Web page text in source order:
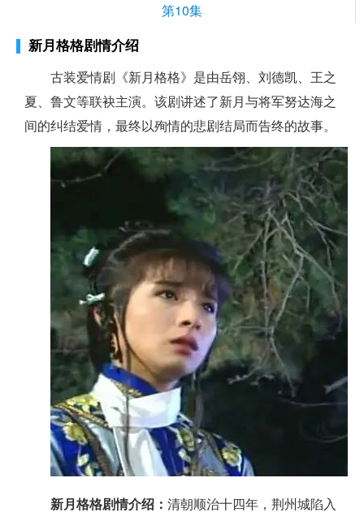
第10集
新月格格剧情介绍
古装爱情剧《新月格格》是由岳翎、刘德凯、王之
夏、鲁文等联袂主演。该剧讲述了新月与将军努达海之
间的纠结爱情，最终以殉情的悲剧结局而告终的故事。
新月格格剧情介绍：清朝顺治十四年，荆州城陷入